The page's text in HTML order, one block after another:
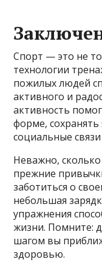
Спорт — это не
технологии
пожилых людей
активного и
активность
форме, сохранять
социальные
Неважно,
прежние
заботиться о
небольшая
упражнения
жизни. Помните:
шагом вы
здоровью.